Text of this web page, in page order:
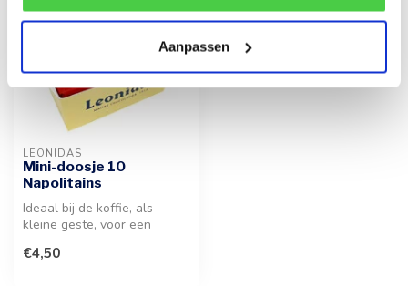
Aanpassen
LEONIDAS
Mini-doosje 10
Napolitains
Ideaal bij de koffie, als
kleine geste, voor een
sel...
€4,50